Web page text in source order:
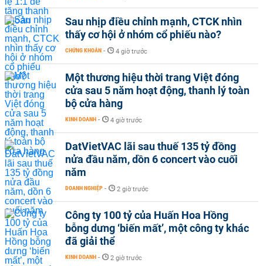
Sau nhịp điều chỉnh mạnh, CTCK nhìn
thấy cơ hội ở nhóm cổ phiếu nào?
CHỨNG KHOÁN - 4 giờ trước
Một thương hiệu thời trang Việt đóng
cửa sau 5 năm hoạt động, thanh lý toàn
bộ cửa hàng
KINH DOANH - 4 giờ trước
DatVietVAC lãi sau thuế 135 tỷ đồng
nửa đầu năm, dồn 6 concert vào cuối
năm
DOANH NGHIỆP - 2 giờ trước
Công ty 100 tỷ của Huấn Hoa Hồng
bỗng dưng ‘biến mất’, một công ty khác
đã giải thể
KINH DOANH - 2 giờ trước